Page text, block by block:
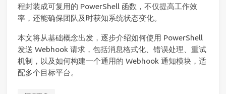
程封装成可复用的 PowerShell 函数，不仅提高工作效
率，还能确保团队及时获知系统状态变化。
本文将从基础概念出发，逐步介绍如何使用 PowerShell
发送 Webhook 请求，包括消息格式化、错误处理、重试
机制，以及如何构建一个通用的 Webhook 通知模块，适
配多个目标平台。